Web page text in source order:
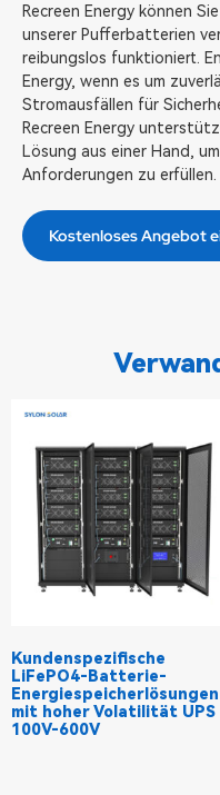
Recreen Energy können
unserer Pufferbatterien
reibungslos funktioniert.
Energy, wenn es um
Stromausfällen für
Recreen Energy
Lösung aus einer Hand,
Anforderungen zu erfüllen.
Kostenloses Angebot
Kundenspezifische
LiFePO4-Batterie-
Energiespeicherlösungen
mit hoher Volatilität UPS
100V-600V